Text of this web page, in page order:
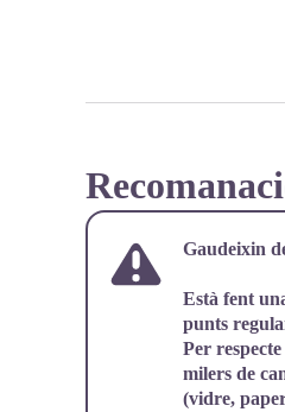
Gaudeixin
Està fent
punts
Per
milers de
(vidre,